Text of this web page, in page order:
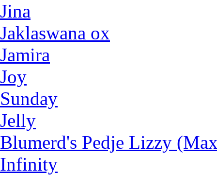
Jina
Jaklaswana ox
Jamira
Joy
Sunday
Jelly
Blumerd's Pedje Lizzy
Infinity